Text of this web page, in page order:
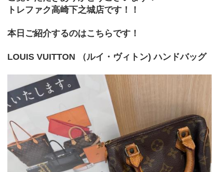
トレファク高崎下之城店です！！
本日ご紹介するのはこちらです！
LOUIS VUITTON （ルイ・ヴィトン) ハンドバッグ